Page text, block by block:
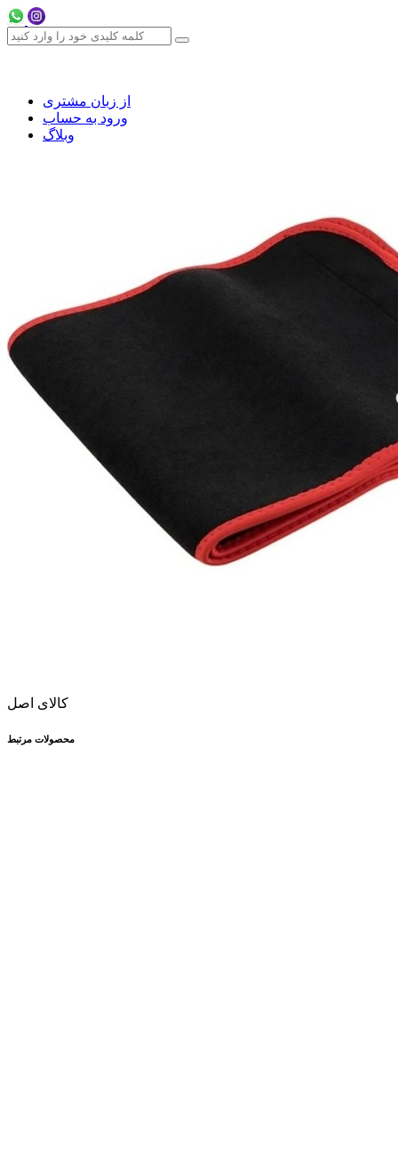
از زبان مشتری
ورود به حساب
وبلاگ
کالای اصل
محصولات مرتبط